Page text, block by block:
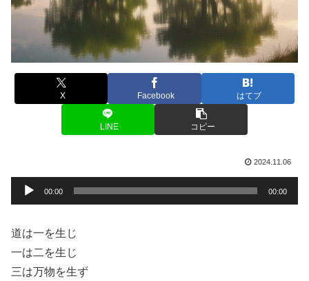
X Facebook はてブ
LINE コピー
2024.11.06
声
00:00 00:00
道は一を生じ
一は二を生じ
三は万物を生ず